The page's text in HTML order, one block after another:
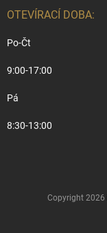
OTEVÍRACÍ DOBA:
Po-Čt
9:00-17:00
Pá
8:30-13:00
Copyright 2026